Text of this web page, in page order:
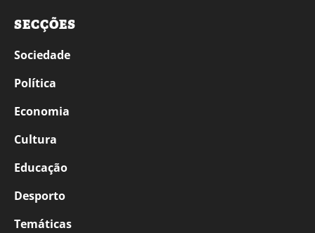
SECÇÕES
Sociedade
Política
Economia
Cultura
Educação
Desporto
Temáticas